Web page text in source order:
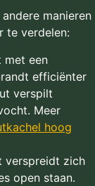
manieren
te verdelen:
met een
efficiënter
verspilt
Meer
hoog
verspreidt zich
open staan.